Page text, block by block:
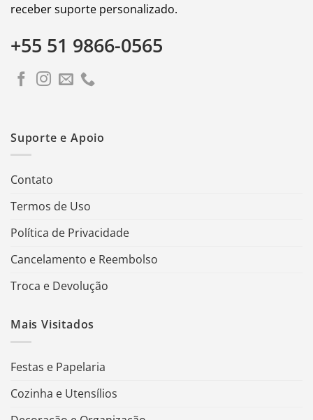
receber suporte personalizado.
+55 51 9866-0565
Suporte e Apoio
Contato
Termos de Uso
Política de Privacidade
Cancelamento e Reembolso
Troca e Devolução
Mais Visitados
Festas e Papelaria
Cozinha e Utensílios